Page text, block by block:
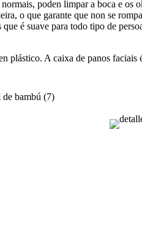
poden limpar a boca e os
o que garante que non se
é suave para todo tipo de
plástico. A caixa de panos